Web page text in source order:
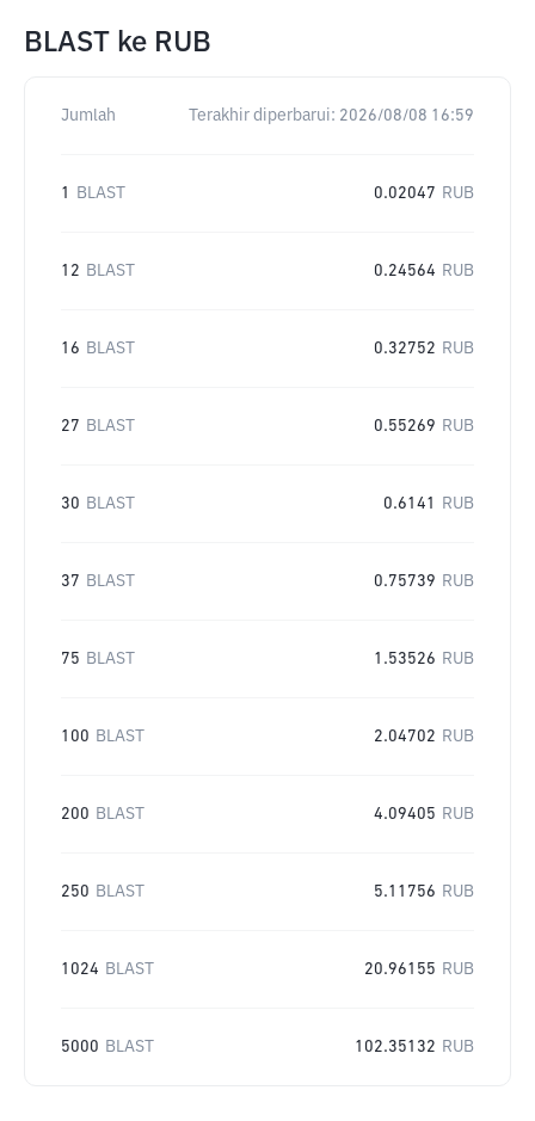
BLAST ke RUB
Jumlah Terakhir diperbarui: 2026/08/08 16:59
1 BLAST 0.02047 RUB
12 BLAST 0.24564 RUB
16 BLAST 0.32752 RUB
27 BLAST 0.55269 RUB
30 BLAST 0.6141 RUB
37 BLAST 0.75739 RUB
75 BLAST 1.53526 RUB
100 BLAST 2.04702 RUB
200 BLAST 4.09405 RUB
250 BLAST 5.11756 RUB
1024 BLAST 20.96155 RUB
5000 BLAST 102.35132 RUB